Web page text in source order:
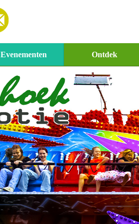
Evenementen Ontdek